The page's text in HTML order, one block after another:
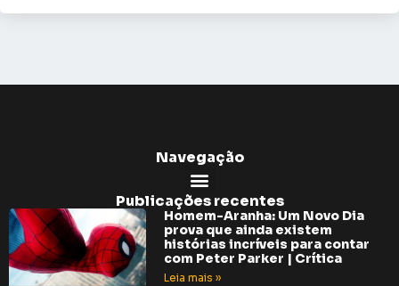
Navegação
Publicações recentes
Homem-Aranha: Um Novo Dia
prova que ainda existem
histórias incríveis para contar
com Peter Parker | Crítica
Leia mais »